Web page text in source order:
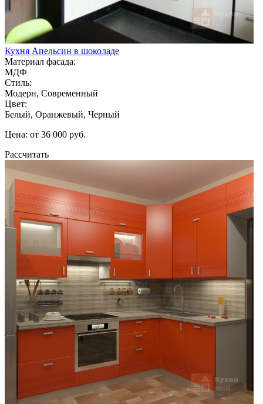
Кухня Апельсин в шоколаде
Материал фасада:
МДФ
Стиль:
Модерн, Современный
Цвет:
Белый, Оранжевый, Черный
Цена: от 36 000 руб.
Рассчитать